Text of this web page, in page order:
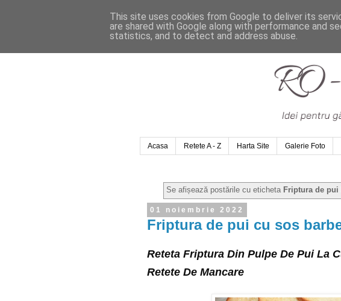
Acasa Retete A - Z Harta Site Galerie Foto
Se afișează postările cu eticheta Friptura de
01 noiembrie 2022
Friptura de pui cu sos
Reteta Friptura Din Pulpe De Pui La
Retete De Mancare
This site uses cookies from Google to deliver its
are shared with Google along with performance and
statistics, and to detect and address abuse.